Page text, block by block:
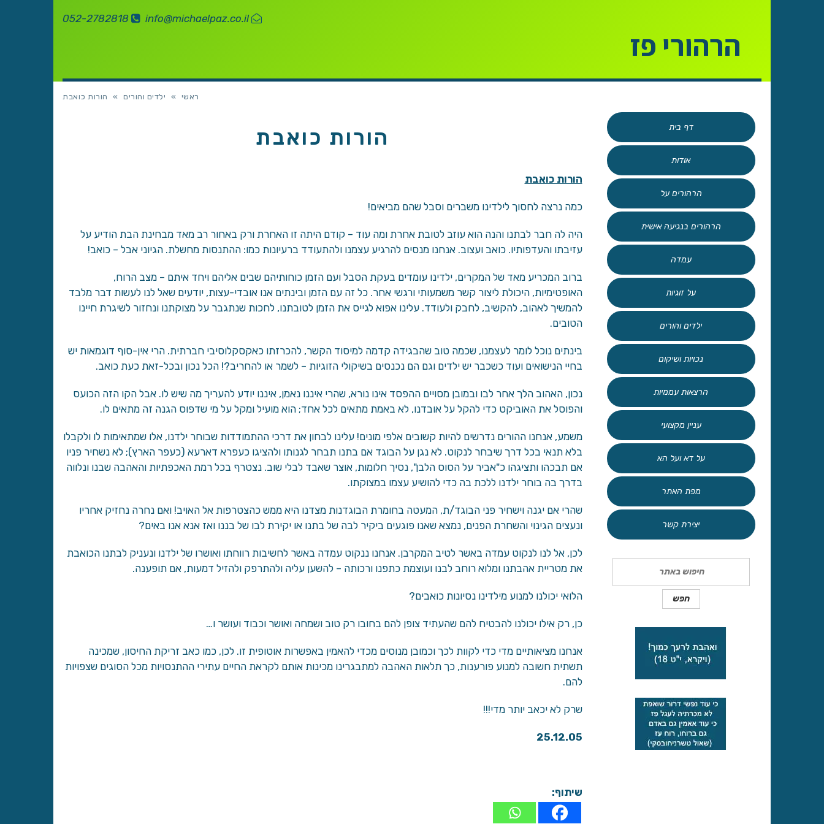
info@michaelpaz.co.il
הרהורי פז
ראשי » ילדים והורים » הורות כואבת
הורות כואבת
הורות כואבת
כמה נרצה לחסוך לילדינו משברים וסבל שהם מביאים!
היה לה חבר לבתנו והנה הוא עוזב לטובת אחרת ומה עוד – קודם היתה זו האחרת ורק באחור רב מאד מבחינת הבת הודיע על
עזיבתו והעדפותיו. כואב ועצוב. אנחנו מנסים להרגיע עצמנו ולהתעודד ברעיונות כמו: ההתנסות מחשלת. הגיוני אבל – כואב!
ברוב המכריע מאד של המקרים, ילדינו עומדים בעקת הסבל ועם הזמן כוחותיהם שבים אליהם ויחד איתם – מצב הרוח,
האופטימיות, היכולת ליצור קשר משמעותי ורגשי אחר. כל זה עם הזמן ובינתים אנו אובדי-עצות, יודעים שאל לנו לעשות דבר מלבד
להמשיך לאהוב, להקשיב, לחבק ולעודד. עלינו אפוא לגייס את הזמן לטובתנו, לחכות שנתגבר על מצוקתנו ונחזור לשיגרת חיינו
הטובים.
בינתים נוכל לומר לעצמנו, שכמה טוב שהבגידה קדמה למיסוד הקשר, להכרזתו כאקסקלוסיבי חברתית. הרי אין-סוף דוגמאות יש
בחיי הנישואים ועוד כשכבר יש ילדים וגם הם נכנסים בשיקולי הזוגיות – לשמר או להחריב?! הכל נכון ובכל-זאת כעת כואב.
נכון, האהוב הלך אחר לבו ובמובן מסויים ההפסד אינו נורא, שהרי איננו נאמן, איננו יודע להעריך מה שיש לו. אבל הקו הזה הכועס
והפוסל את האוביקט כדי להקל על אובדנו, לא באמת מתאים לכל אחד; הוא מועיל ומקל על מי שדפוס הגנה זה מתאים לו.
משמע, אנחנו ההורים נדרשים להיות קשובים אלפי מונים! עלינו לבחון את דרכי ההתמודדות שבוחר ילדנו, אלו שמתאימות לו ולקבלו
בלא תנאי בכל דרך שיבחר לנקוט. לא נגן על הבוגד אם בתנו תבחר לגנותו ולהציגו כעפרא דארעא (כעפר הארץ); לא נשחיר פניו
אם תבכהו ותציגהו כ"אביר על הסוס הלבן", נסיך חלומות, אוצר שאבד לבלי שוב. נצטרף בכל רמת האכפתיות והאהבה שבנו ונלווה
בדרך בה בוחר ילדנו ללכת בה כדי להושיע עצמו במצוקתו.
שהרי אם יגנה וישחיר פני הבוגד/ת, המעטה בחומרת הבוגדנות מצדנו היא ממש כהצטרפות אל האויב! ואם נחרה נחזיק אחריו
ונעצים הגינוי והשחרת הפנים, נמצא שאנו פוגעים ביקיר לבה של בתנו או יקירת לבו של בננו ואז אנא אנו באים?
לכן, אל לנו לנקוט עמדה באשר לטיב המקרבן. אנחנו ננקוט עמדה באשר לחשיבות רווחתו ואושרו של ילדנו ונעניק לבתנו הכואבת
את מטריית אהבתנו ומלוא רוחב לבנו ועוצמת כתפנו ורכותה – להשען עליה ולהתרפק ולהזיל דמעות, אם תופענה.
הלואי יכולנו למנוע מילדינו נסיונות כואבים?
כן, רק אילו יכולנו להבטיח להם שהעתיד צופן להם בחובו רק טוב ושמחה ואושר וכבוד ועושר ו…
אנחנו מציאותיים מדי כדי לקוות לכך וכמובן מנוסים מכדי להאמין באפשרות אוטופית זו. לכן, כמו כאב זריקת החיסון, שמכינה
תשתית חשובה למנוע פורענות, כך תלאות האהבה למתבגרינו מכינות אותם לקראת החיים עתירי ההתנסויות מכל הסוגים שצפויות
להם.
שרק לא יכאב יותר מדי!!!
25.12.05
שיתוף:
דף בית
אודות
הרהורים על
הרהורים בנגיעה אישית
עמדה
על זוגיות
ילדים והורים
נכויות ושיקום
הרצאות עממיות
עניין מקצועי
על דא ועל הא
מפת האתר
יצירת קשר